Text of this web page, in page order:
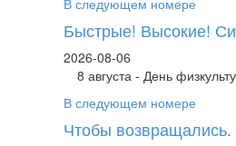
В следующем номере
Быстрые! Высокие!
2026-08-06
8 августа - День
В следующем номере
Чтобы возвращались.